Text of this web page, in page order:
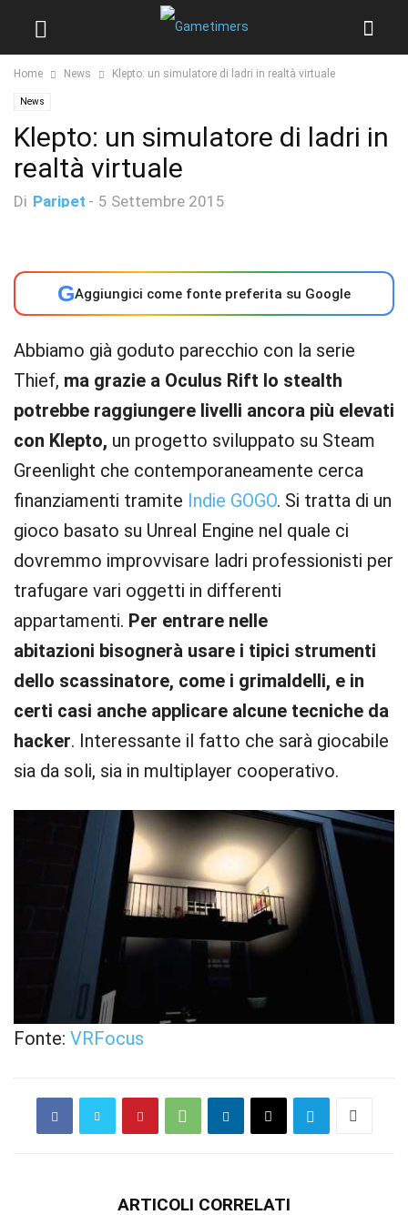
Home News Klepto: un simulatore di ladri in realtà virtuale
News
Klepto: un simulatore di ladri in
realtà virtuale
Di Paripet - 5 Settembre 2015
GAggiungici come fonte preferita su Google
Abbiamo già goduto parecchio con la serie
Thief, ma grazie a Oculus Rift lo stealth
potrebbe raggiungere livelli ancora più elevati
con Klepto, un progetto sviluppato su Steam
Greenlight che contemporaneamente cerca
finanziamenti tramite Indie GOGO. Si tratta di un
gioco basato su Unreal Engine nel quale ci
dovremmo improvvisare ladri professionisti per
trafugare vari oggetti in differenti
appartamenti. Per entrare nelle
abitazioni bisognerà usare i tipici strumenti
dello scassinatore, come i grimaldelli, e in
certi casi anche applicare alcune tecniche da
hacker. Interessante il fatto che sarà giocabile
sia da soli, sia in multiplayer cooperativo.
Fonte: VRFocus
ARTICOLI CORRELATI